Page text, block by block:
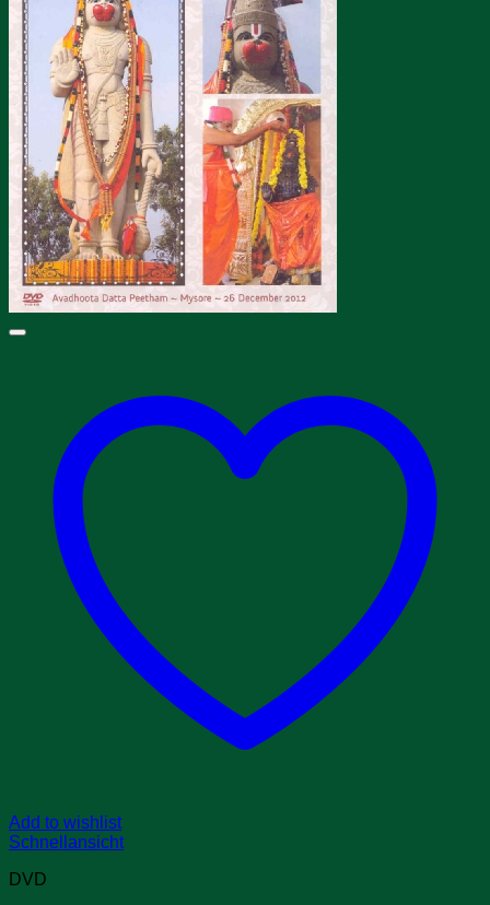
Add to wishlist
Schnellansicht
DVD